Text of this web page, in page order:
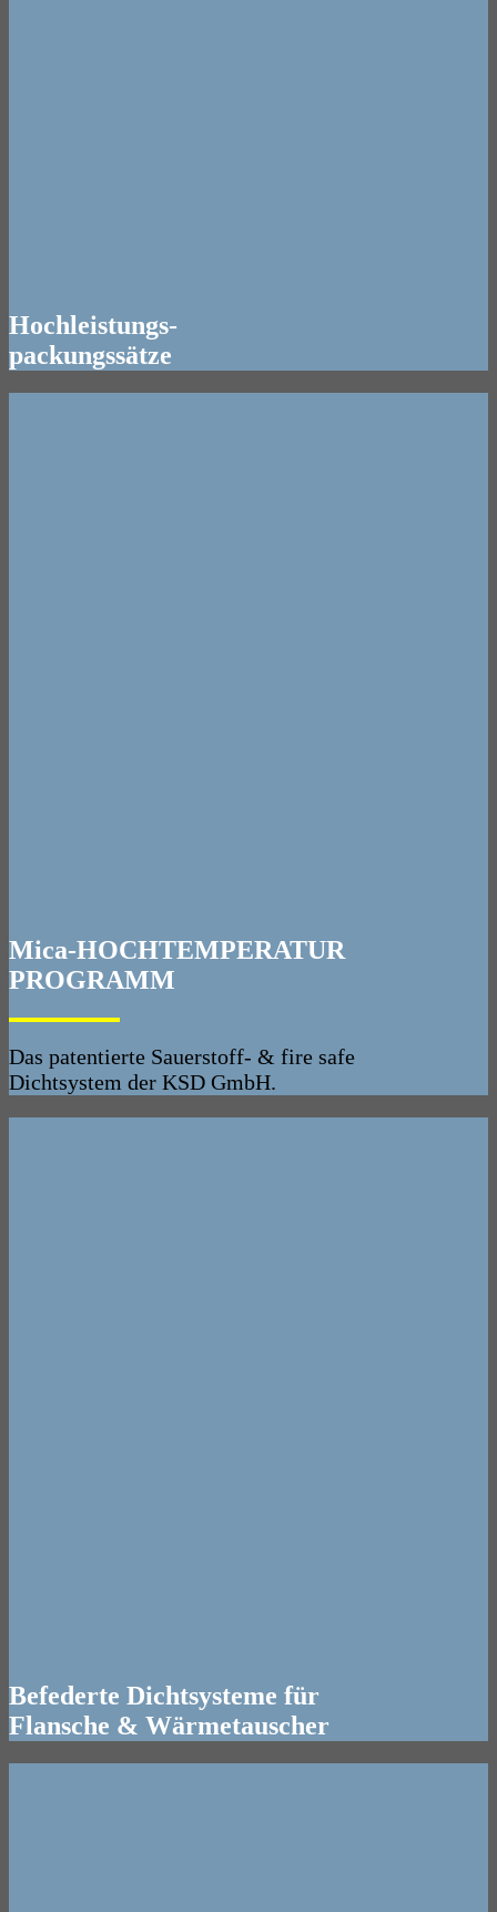
Hochleistungs-
packungssätze
Mica-HOCHTEMPERATUR
PROGRAMM
Das patentierte Sauerstoff- & fire safe
Dichtsystem der KSD GmbH.
Befederte Dichtsysteme für
Flansche & Wärmetauscher